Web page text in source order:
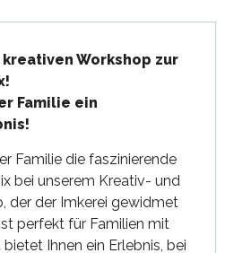
Workshop zur
Familie ein
Familie die faszinierende
bei unserem Kreativ- und
der der Imkerei gewidmet
perfekt für Familien mit
Ihnen ein Erlebnis, bei